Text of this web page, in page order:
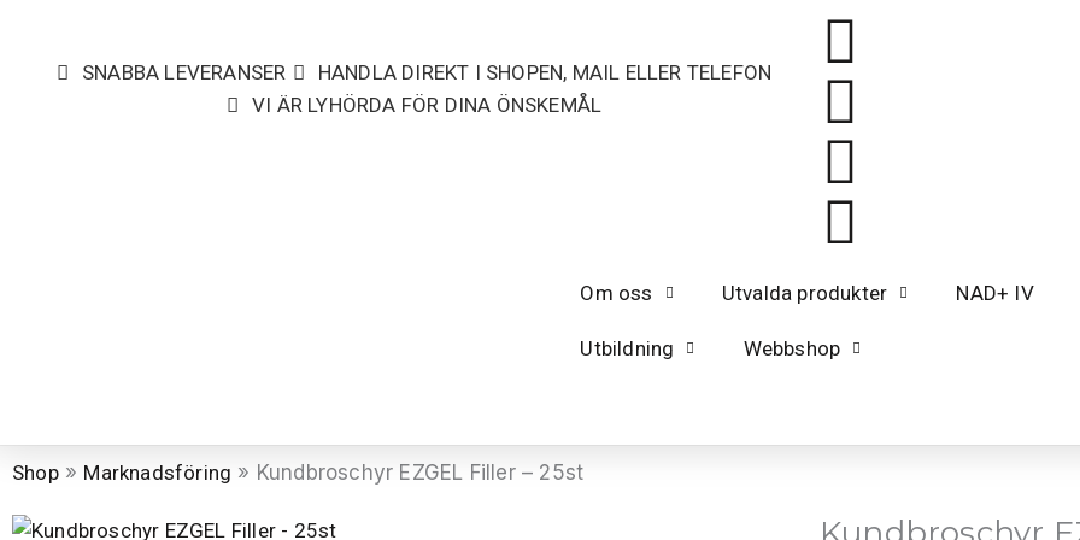
innehåll
SNABBA LEVERANSER
HANDLA DIREKT I SHOPEN, MAIL ELLER TELEFON
VI ÄR LYHÖRDA FÖR DINA ÖNSKEMÅL
Om oss Utvalda produkter NAD+ IV
Utbildning Webbshop
Shop» Marknadsföring » Kundbroschyr EZGEL Filler – 25st